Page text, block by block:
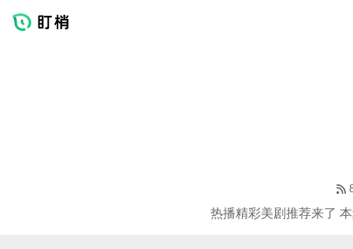
热播精彩美剧推荐来了